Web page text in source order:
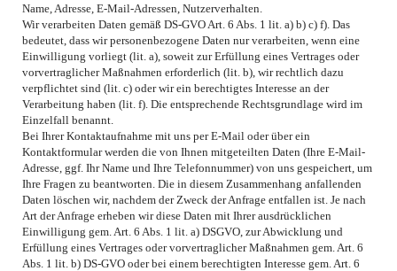
Name, Adresse, E-Mail-Adressen, Nutzerverhalten.
Wir verarbeiten Daten gemäß DS-GVO Art. 6 Abs. 1 lit. a) b) c) f). Das
bedeutet, dass wir personenbezogene Daten nur verarbeiten, wenn eine
Einwilligung vorliegt (lit. a), soweit zur Erfüllung eines Vertrages oder
vorvertraglicher Maßnahmen erforderlich (lit. b), wir rechtlich dazu
verpflichtet sind (lit. c) oder wir ein berechtigtes Interesse an der
Verarbeitung haben (lit. f). Die entsprechende Rechtsgrundlage wird im
Einzelfall benannt.
Bei Ihrer Kontaktaufnahme mit uns per E-Mail oder über ein
Kontaktformular werden die von Ihnen mitgeteilten Daten (Ihre E-Mail-
Adresse, ggf. Ihr Name und Ihre Telefonnummer) von uns gespeichert, um
Ihre Fragen zu beantworten. Die in diesem Zusammenhang anfallenden
Daten löschen wir, nachdem der Zweck der Anfrage entfallen ist. Je nach
Art der Anfrage erheben wir diese Daten mit Ihrer ausdrücklichen
Einwilligung gem. Art. 6 Abs. 1 lit. a) DSGVO, zur Abwicklung und
Erfüllung eines Vertrages oder vorvertraglicher Maßnahmen gem. Art. 6
Abs. 1 lit. b) DS-GVO oder bei einem berechtigten Interesse gem. Art. 6